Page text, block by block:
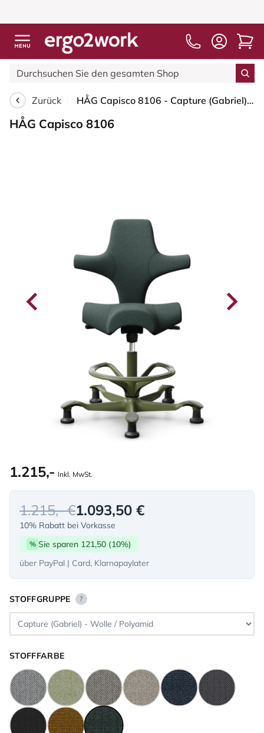
Zurück HÅG Capisco 8106 - Capture (Gabriel) - Wolle / Polyamid - CPT6601 - Blue - Moss Grey - 265 mm (Sitzhöhe 53-79cm) - Bodengleiter
HÅG Capisco 8106
1.215,- Inkl. MwSt.
1.215,- €1.093,50 €
10% Rabatt bei Vorkasse
% Sie sparen 121,50 (10%)
über PayPal | Card, Klarnapaylater
STOFFGRUPPE ?
STOFFFARBE